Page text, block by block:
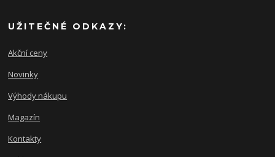
UŽITEČNÉ ODKAZY:
Akční ceny
Novinky
Výhody nákupu
Magazín
Kontakty